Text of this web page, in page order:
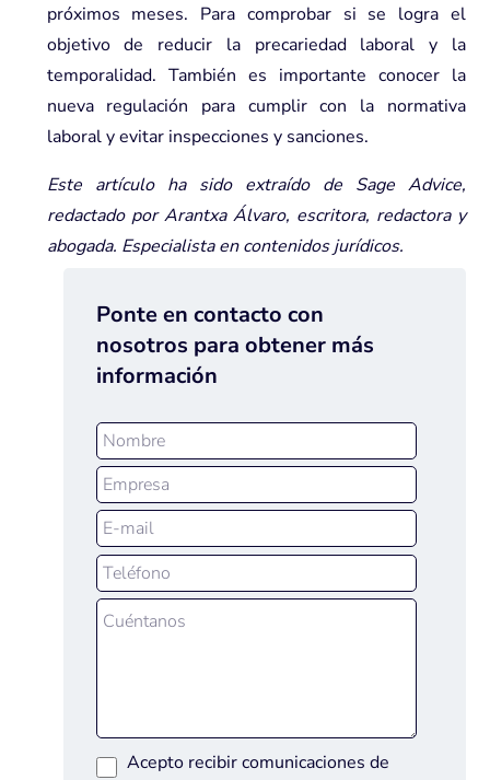
próximos meses. Para comprobar si se logra el
objetivo de reducir la precariedad laboral y la
temporalidad. También es importante conocer la
nueva regulación para cumplir con la normativa
laboral y evitar inspecciones y sanciones.
Este artículo ha sido extraído de Sage Advice,
redactado por Arantxa Álvaro, escritora, redactora y
abogada. Especialista en contenidos jurídicos.
Ponte en contacto con
nosotros para obtener más
información
Acepto recibir comunicaciones de